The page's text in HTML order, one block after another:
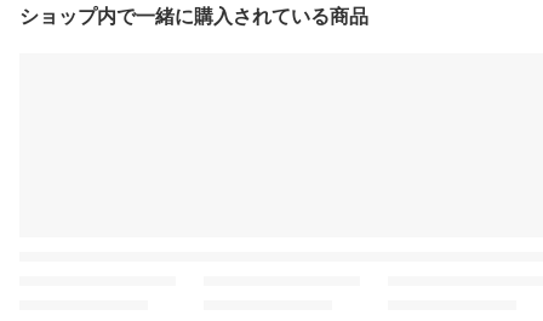
ショップ内で一緒に購入されている商品